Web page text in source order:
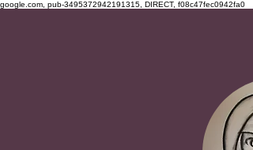
google.com, pub-3495372942191315, DIRECT, f08c47fec0942fa0